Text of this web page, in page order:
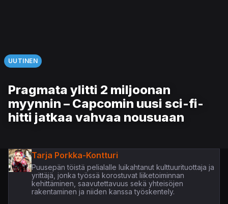
UUTINEN
Pragmata ylitti 2 miljoonan
myynnin – Capcomin uusi sci-fi-
hitti jatkaa vahvaa nousuaan
Tarja Porkka-Kontturi
Puusepän töistä pelialalle luikahtanut kulttuurituottaja ja
yrittäjä, jonka työssä korostuvat liiketoiminnan
kehittäminen, saavutettavuus sekä yhteisöjen
rakentaminen ja niiden kanssa työskentely.